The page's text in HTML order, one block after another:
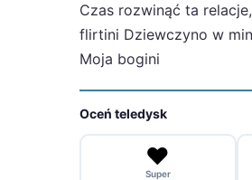
Czas rozwinąć ta
flirtini Dziewczyno w
Moja bogini
Oceń teledysk
❤️
Super